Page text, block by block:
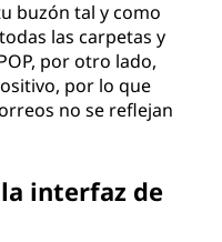
buzón tal y como
las carpetas y
por otro lado,
por lo que
no se reflejan
interfaz de